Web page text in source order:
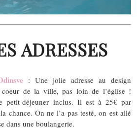
ADRESSES
: Une jolie adresse au design
coeur de la ville, pas loin de l’église !
petit-déjeuner inclus. Il est à 25€ par
chance. On ne l’a pas testé, on est allé
dans une boulangerie.